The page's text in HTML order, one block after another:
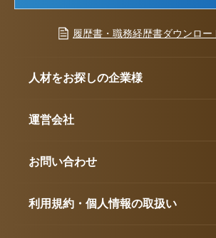
履歴書・職務経歴書ダウンロー
人材をお探しの企業様
運営会社
お問い合わせ
利用規約・個人情報の取扱い